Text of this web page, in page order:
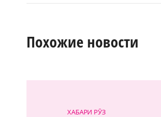
Похожие новости
ХАБАРИ РӮЗ